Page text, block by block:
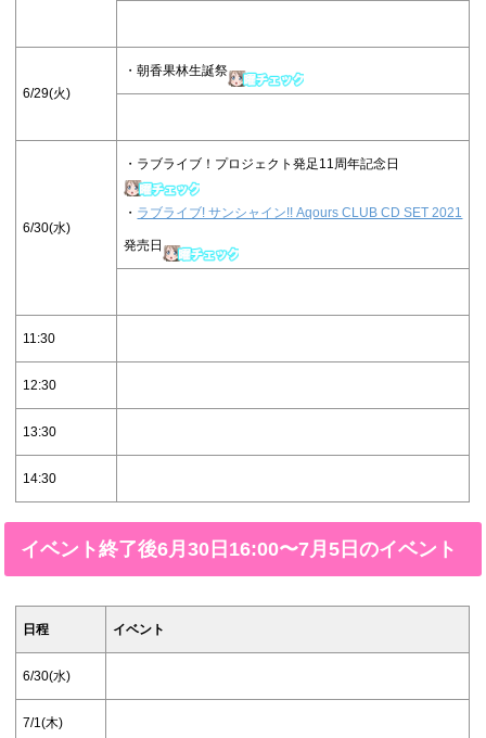
6/29(火)
・朝香果林生誕祭
6/30(水)
・ラブライブ！プロジェクト発足11周年記念日
・ ラブライブ! サンシャイン!! Aqours CLUB CD SET 2021
発売日
11:30
12:30
13:30
14:30
イベント終了後6月30日16:00〜7月5日のイベント
日程 イベント
6/30(水)
7/1(木)